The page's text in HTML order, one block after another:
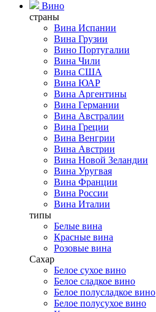
Вино
страны
Вина Испании
Вина Грузии
Вино Португалии
Вина Чили
Вина США
Вина ЮАР
Вина Аргентины
Вина Германии
Вина Австралии
Вина Греции
Вина Венгрии
Вина Австрии
Вина Новой Зеландии
Вина Уругвая
Вина Франции
Вина России
Вина Италии
типы
Белые вина
Красные вина
Розовые вина
Сахар
Белое сухое вино
Белое сладкое вино
Белое полусладкое вино
Белое полусухое вино